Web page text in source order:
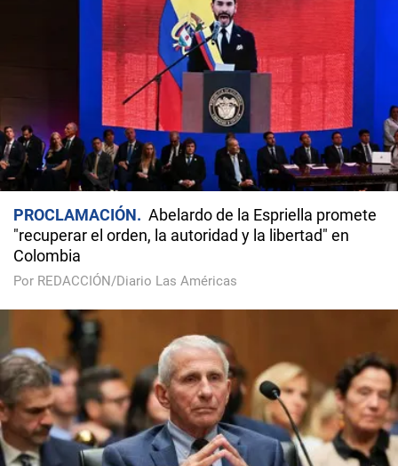
PROCLAMACIÓN
Abelardo de la Espriella promete
"recuperar el orden, la autoridad y la libertad" en
Colombia
Por REDACCIÓN/Diario Las Américas